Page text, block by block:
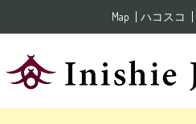
Map ハコスコ